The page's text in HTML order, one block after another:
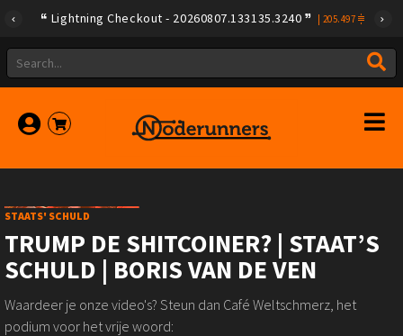
Lightning Checkout - 20260807.133135.3240 205.497
STAATS' SCHULD
TRUMP DE SHITCOINER? | STAAT’S
SCHULD | BORIS VAN DE VEN
Waardeer je onze video's? Steun dan Café Weltschmerz, het
podium voor het vrije woord: